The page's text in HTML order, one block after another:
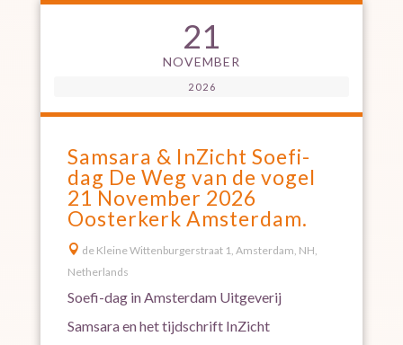
21
NOVEMBER
2026
Samsara & InZicht Soefi-
dag De Weg van de vogel
21 November 2026
Oosterkerk Amsterdam.
 de Kleine Wittenburgerstraat 1, Amsterdam, NH,
Netherlands
Soefi-dag in Amsterdam Uitgeverij
Samsara en het tijdschrift InZicht